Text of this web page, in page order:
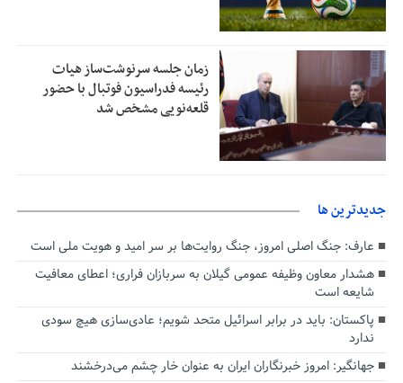
زمان جلسه سرنوشت‌ساز هیات
رئیسه فدراسیون فوتبال با حضور
قلعه‌نویی مشخص شد
جديدترين ها
عارف: جنگ اصلی امروز، جنگ روایت‌ها بر سر امید و هویت ملی است
هشدار معاون وظیفه عمومی گیلان به سربازان فراری؛ اعطای معافیت
شایعه است
پاکستان: باید در برابر اسرائیل متحد شویم؛ عادی‌سازی هیچ سودی
ندارد
جهانگیر: امروز خبرنگاران ایران به عنوان خار چشم می‌درخشند